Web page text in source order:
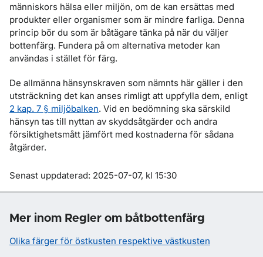
människors hälsa eller miljön, om de kan ersättas med
produkter eller organismer som är mindre farliga. Denna
princip bör du som är båtägare tänka på när du väljer
bottenfärg. Fundera på om alternativa metoder kan
användas i stället för färg.
De allmänna hänsynskraven som nämnts här gäller i den
utsträckning det kan anses rimligt att uppfylla dem, enligt
2 kap. 7 § miljöbalken. Vid en bedömning ska särskild
hänsyn tas till nyttan av skyddsåtgärder och andra
försiktighetsmått jämfört med kostnaderna för sådana
åtgärder.
Om sidan
Senast uppdaterad: 2025-07-07, kl 15:30
Mer inom Regler om båtbottenfärg
Olika färger för östkusten respektive västkusten